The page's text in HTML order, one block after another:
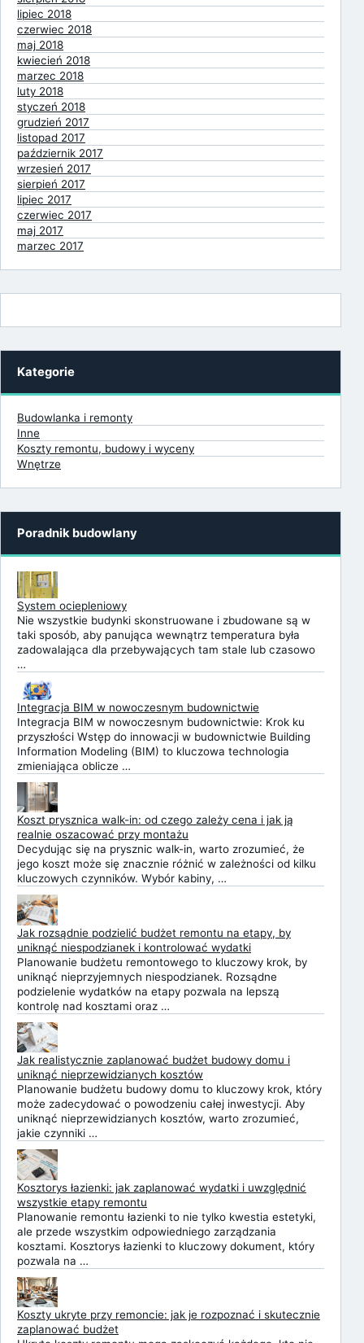
lipiec 2018
czerwiec 2018
maj 2018
kwiecień 2018
marzec 2018
luty 2018
styczeń 2018
grudzień 2017
listopad 2017
październik 2017
wrzesień 2017
sierpień 2017
lipiec 2017
czerwiec 2017
maj 2017
marzec 2017
Kategorie
Budowlanka i remonty
Inne
Koszty remontu, budowy i wyceny
Wnętrze
Poradnik budowlany
System ociepleniowy
Nie wszystkie budynki skonstruowane i zbudowane są w
taki sposób, aby panująca wewnątrz temperatura była
zadowalająca dla przebywających tam stale lub czasowo
…
Integracja BIM w nowoczesnym budownictwie
Integracja BIM w nowoczesnym budownictwie: Krok ku
przyszłości Wstęp do innowacji w budownictwie Building
Information Modeling (BIM) to kluczowa technologia
zmieniająca oblicze …
Koszt prysznica walk-in: od czego zależy cena i jak ją
realnie oszacować przy montażu
Decydując się na prysznic walk-in, warto zrozumieć, że
jego koszt może się znacznie różnić w zależności od kilku
kluczowych czynników. Wybór kabiny, …
Jak rozsądnie podzielić budżet remontu na etapy, by
uniknąć niespodzianek i kontrolować wydatki
Planowanie budżetu remontowego to kluczowy krok, by
uniknąć nieprzyjemnych niespodzianek. Rozsądne
podzielenie wydatków na etapy pozwala na lepszą
kontrolę nad kosztami oraz …
Jak realistycznie zaplanować budżet budowy domu i
uniknąć nieprzewidzianych kosztów
Planowanie budżetu budowy domu to kluczowy krok, który
może zadecydować o powodzeniu całej inwestycji. Aby
uniknąć nieprzewidzianych kosztów, warto zrozumieć,
jakie czynniki …
Kosztorys łazienki: jak zaplanować wydatki i uwzględnić
wszystkie etapy remontu
Planowanie remontu łazienki to nie tylko kwestia estetyki,
ale przede wszystkim odpowiedniego zarządzania
kosztami. Kosztorys łazienki to kluczowy dokument, który
pozwala na …
Koszty ukryte przy remoncie: jak je rozpoznać i skutecznie
zaplanować budżet